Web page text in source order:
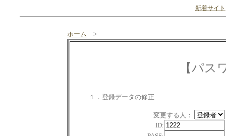
新着サイト
ホーム >
【パス
１．登録データの修正
変更する人：
ID: